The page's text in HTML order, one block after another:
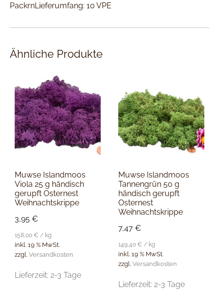
PackrnLieferumfang: 10 VPE
Ähnliche Produkte
Muwse Islandmoos
Viola 25 g händisch
gerupft Osternest
Weihnachtskrippe
3,95 €
158,00 € / kg
inkl. 19 % MwSt.
zzgl. Versandkosten
Lieferzeit: 2-3 Tage
Muwse Islandmoos
Tannengrün 50 g
händisch gerupft
Osternest
Weihnachtskrippe
7,47€
149,40€ / kg
inkl. 19 % MwSt.
zzgl.Versandkosten
Lieferzeit:2-3 Tage